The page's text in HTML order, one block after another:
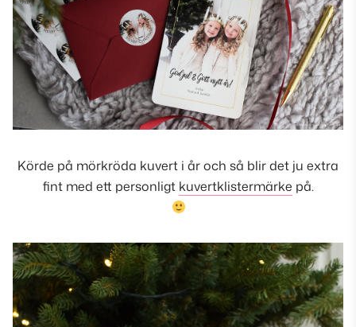
Körde på mörkröda kuvert i år och så blir det ju extra
fint med ett personligt kuvertklistermärke på.